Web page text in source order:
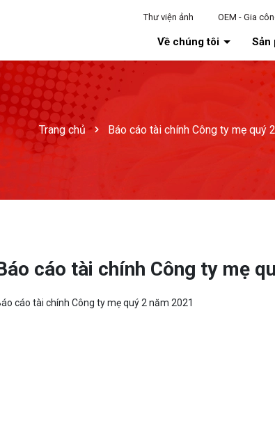
Thư viện ảnh OEM - Gia
Về chúng tôi Sản
Trang chủ Báo cáo tài chính Công ty mẹ quý
cáo tài chính Công ty mẹ
cáo tài chính Công ty mẹ quý 2 năm 2021